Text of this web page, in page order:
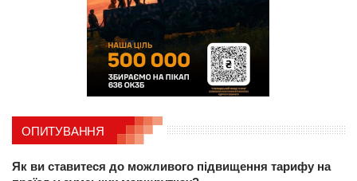
ОПИТУВАННЯ
Як ви ставитеся до можливого підвищення тарифу на